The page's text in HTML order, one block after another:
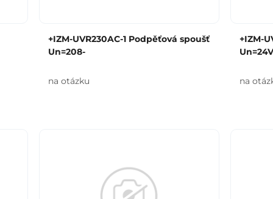
+IZM-UVR230AC-1 Podpěťová spoušť
Un=208-
na otázku
+IZM-
na